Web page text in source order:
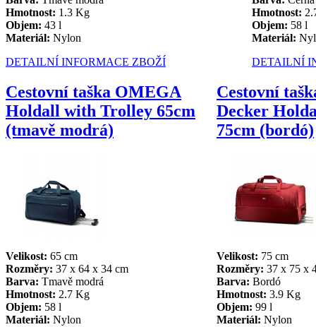
Hmotnost: 1.3 Kg
Objem: 43 l
Materiál: Nylon
Hmotnost:
Objem: 58 l
Materiál:
DETAILNÍ INFORMACE ZBOŽÍ
DETAILNÍ
Cestovní taška OMEGA
Holdall with Trolley 65cm
(tmavě modrá)
Cestovní
Decker
75cm (bordó)
Velikost: 65 cm
Rozměry: 37 x 64 x 34 cm
Barva: Tmavě modrá
Hmotnost: 2.7 Kg
Objem: 58 l
Materiál: Nylon
Velikost: 75 cm
Rozměry: 37 x 75 x
Barva: Bordó
Hmotnost: 3.9 Kg
Objem: 99 l
Materiál: Nylon